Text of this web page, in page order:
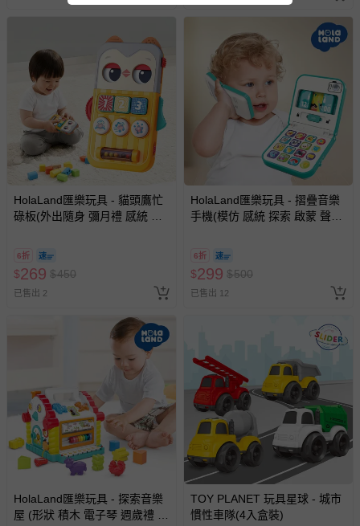
-其他原廠盒裝商品封口處已貼上「不可拆封」，或具警
示字句等說明貼紙、封條者。
國際航空、客運、訂房等服務。
相關的退換貨辦理流程，可詳見： 退換貨 & 退款問題
其他常見問題：
運送服務：目前提供的運送僅限台灣本島。如您位於離島地
區，可能會無法配送，或須依據商品需加收離島運費。廠商
費用，可能會另需加收。
商品實際的配達日期，可於訂單個人資料內的查詢訂單內，
已出貨通知之訊息為主。
如您收到商品，請依正常流程檢查是否完好，若商品遇瑕疵
情形，您可申請更換新品或退貨，請見：
退貨的辦理流程。
若您對於會員帳號、商品訂購與資訊、購物流程、付款方
式、折價券與購物金的使用、退貨及商品運送方式等有疑
問，你可詳見：
媽咪愛客服中心 。
預購商品：預購為海外同步代購，遇缺貨即會通知媽咪並協
助取消退款事宜。
商品如因「價格、組合」等錯誤原因，導致無法安排出貨，
會主動以簡訊及mail通知訂單取消事宜，並將提供適當補
償。
HolaLand匯樂玩具 - 貓頭鷹忙
碌板(外出隨身 彌月禮 感統 探
6折
$269 $450
已售出 2
HolaLand匯樂玩具 - 摺疊音樂
手機(模仿 感統 探索 啟蒙 聲光
6折
$299 $500
已售出 12
HolaLand匯樂玩具 - 探索音樂
屋 (形狀 積木 電子琴 週歲禮 感
TOY PLANET 玩具星球 - 城市
慣性車隊(4入盒裝)